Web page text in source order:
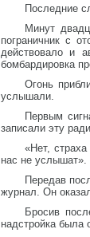
Последние
Минут
пограничник с
действовало и
бомбардировка
Огонь
услышали.
Первым
записали эту
«Нет,
нас не услышат».
Передав
журнал. Он
Бросив
надстройка была